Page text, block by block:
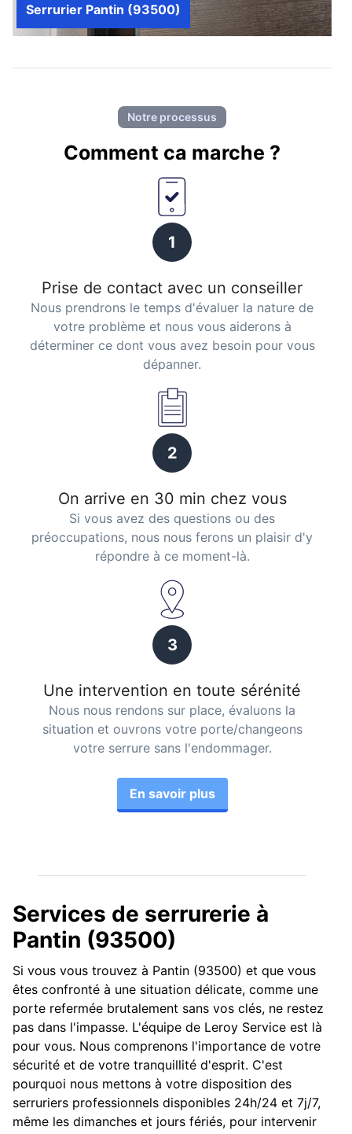
Serrurier Pantin (93500)
Notre processus
Comment ca marche ?
1
Prise de contact avec un conseiller
Nous prendrons le temps d'évaluer la nature de
votre problème et nous vous aiderons à
déterminer ce dont vous avez besoin pour vous
dépanner.
2
On arrive en 30 min chez vous
Si vous avez des questions ou des
préoccupations, nous nous ferons un plaisir d'y
répondre à ce moment-là.
3
Une intervention en toute sérénité
Nous nous rendons sur place, évaluons la
situation et ouvrons votre porte/changeons
votre serrure sans l'endommager.
En savoir plus
Services de serrurerie à
Pantin (93500)
Si vous vous trouvez à Pantin (93500) et que vous
êtes confronté à une situation délicate, comme une
porte refermée brutalement sans vos clés, ne restez
pas dans l'impasse. L'équipe de Leroy Service est là
pour vous. Nous comprenons l'importance de votre
sécurité et de votre tranquillité d'esprit. C'est
pourquoi nous mettons à votre disposition des
serruriers professionnels disponibles 24h/24 et 7j/7,
même les dimanches et jours fériés, pour intervenir